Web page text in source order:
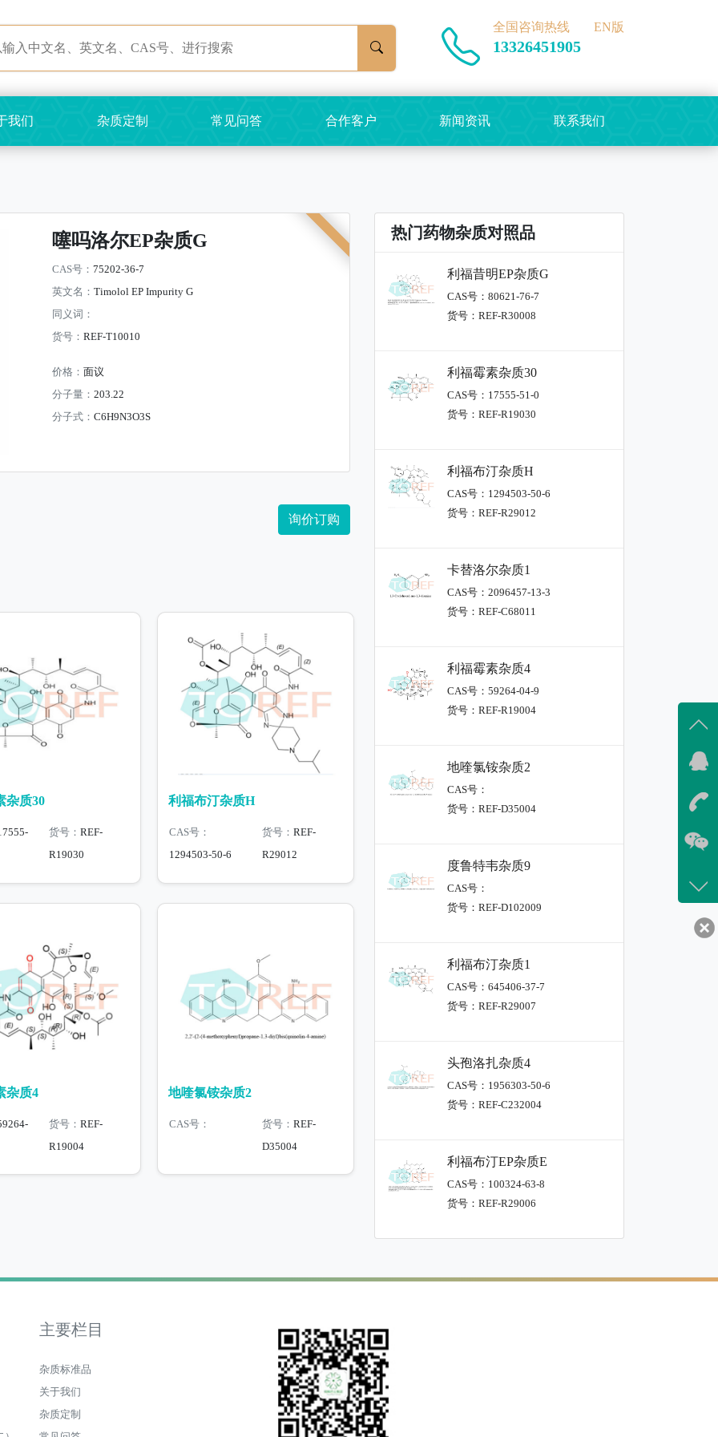
全国咨询热线
13326451905
EN版
我们 杂质定制 常见问答 合作客户 新闻资讯 联系我们
噻吗洛尔EP杂质G
CAS号： 75202-36-7
英文名： Timolol EP Impurity G
同义词：
货号： REF-T10010
价格： 面议
分子量： 203.22
分子式： C6H9N3O3S
询价订购
杂质30
货号： REF-
R19030
利福布汀杂质H
CAS号：
1294503-50-6
货号： REF-
R29012
杂质4
货号： REF-
R19004
地喹氯铵杂质2
CAS号： 货号： REF-
D35004
热门药物杂质对照品
利福昔明EP杂质G
CAS号：80621-76-7
货号：REF-R30008
利福霉素杂质30
CAS号：17555-51-0
货号：REF-R19030
利福布汀杂质H
CAS号：1294503-50-6
货号：REF-R29012
卡替洛尔杂质1
CAS号：2096457-13-3
货号：REF-C68011
利福霉素杂质4
CAS号：59264-04-9
货号：REF-R19004
地喹氯铵杂质2
CAS号：
货号：REF-D35004
度鲁特韦杂质9
CAS号：
货号：REF-D102009
利福布汀杂质1
CAS号：645406-37-7
货号：REF-R29007
头孢洛扎杂质4
CAS号：1956303-50-6
货号：REF-C232004
利福布汀EP杂质E
CAS号：100324-63-8
货号：REF-R29006
主要栏目
杂质标准品
关于我们
杂质定制